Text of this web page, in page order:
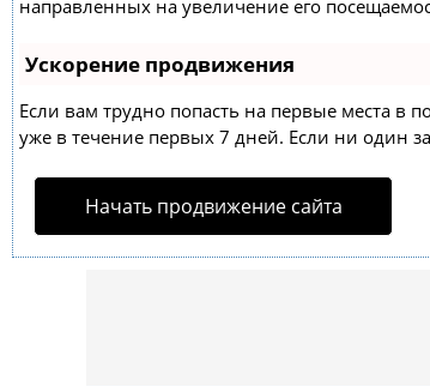
направленных на увеличение его
Ускорение продвижения
Если вам трудно попасть на первые места в
уже в течение первых 7 дней. Если ни один
Начать продвижение сайта